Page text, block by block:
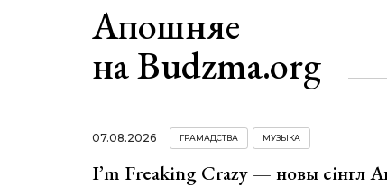
Апошняе
на Budzma.org
07.08.2026 ГРАМАДСТВА МУЗЫКА
I’m Freaking Crazy — новы сінгл